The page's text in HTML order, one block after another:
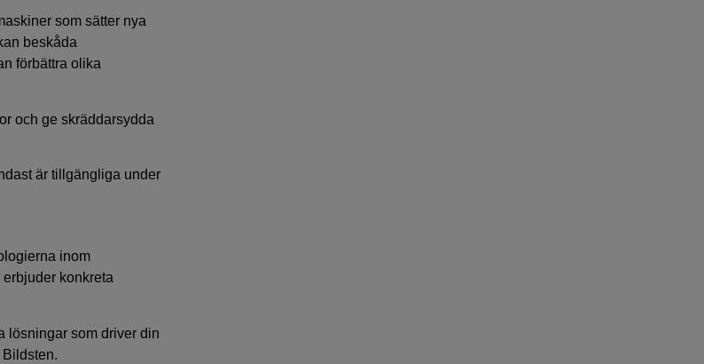
som sätter nya
beskåda
förbättra olika
och ge skräddarsydda
är tillgängliga under
inom
konkreta
lösningar som driver din